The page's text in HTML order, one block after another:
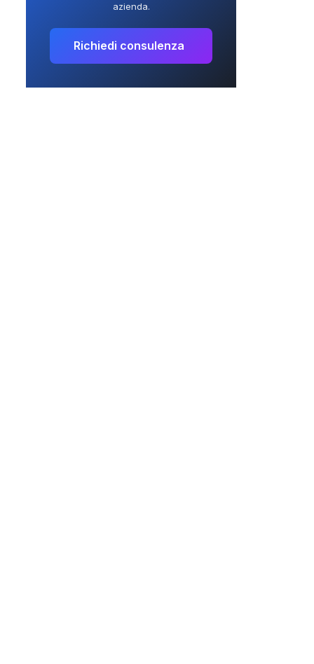
azienda.
Richiedi consulenza